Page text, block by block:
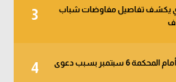
3
يكشف تفاصيل مفاوضات شباب
4
الشروق: استدعاء محمد صلاح أمام المحكمة 6 سبتمبر بسبب دعوى